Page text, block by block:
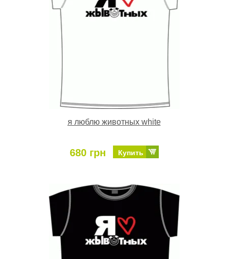
я люблю животных white
680 грн Купить